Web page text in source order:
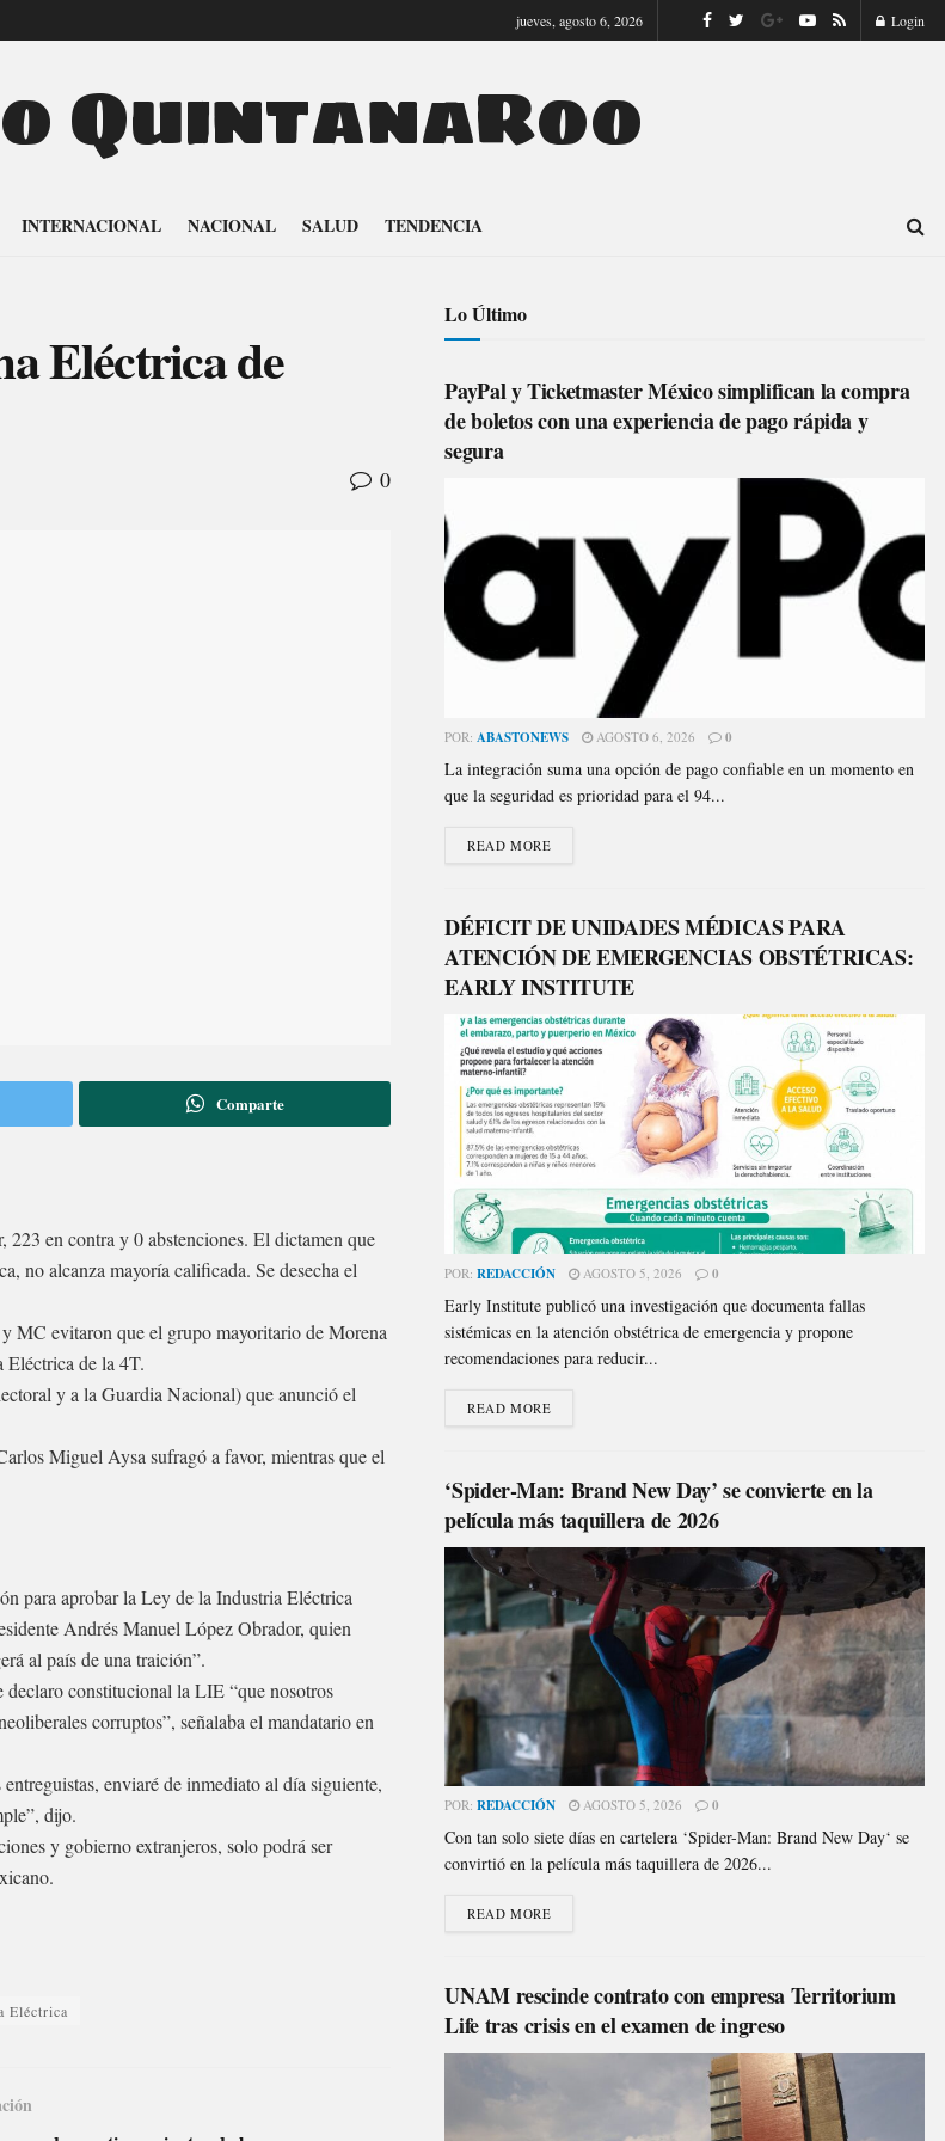
jueves, agosto 6, 2026 Login
QuintanaRoo
INTERNACIONAL NACIONAL SALUD TENDENCIA
Eléctrica de
0
Comparte
223 en contra y 0 abstenciones. El dictamen que
no alcanza mayoría calificada. Se desecha el
MC evitaron que el grupo mayoritario de Morena
Eléctrica de la 4T.
y a la Guardia Nacional) que anunció el
Miguel Aysa sufragó a favor, mientras que el
para aprobar la Ley de la Industria Eléctrica
Andrés Manuel López Obrador, quien
al país de una traición”.
constitucional la LIE “que nosotros
corruptos”, señalaba el mandatario en
enviaré de inmediato al día siguiente,
dijo.
y gobierno extranjeros, solo podrá ser
Eléctrica
Lo Último
PayPal y Ticketmaster México simplifican la compra
de boletos con una experiencia de pago rápida y
segura
POR: ABASTONEWS AGOSTO 6, 2026 0
La integración suma una opción de pago confiable en un momento en
que la seguridad es prioridad para el 94...
READ MORE
DÉFICIT DE UNIDADES MÉDICAS PARA
ATENCIÓN DE EMERGENCIAS OBSTÉTRICAS:
EARLY INSTITUTE
POR: REDACCIÓN AGOSTO 5, 2026 0
Early Institute publicó una investigación que documenta fallas
sistémicas en la atención obstétrica de emergencia y propone
recomendaciones para reducir...
READ MORE
‘Spider-Man: Brand New Day’ se convierte en la
película más taquillera de 2026
POR: REDACCIÓN AGOSTO 5, 2026 0
Con tan solo siete días en cartelera ‘Spider-Man: Brand New Day‘ se
convirtió en la película más taquillera de 2026...
READ MORE
UNAM rescinde contrato con empresa Territorium
Life tras crisis en el examen de ingreso